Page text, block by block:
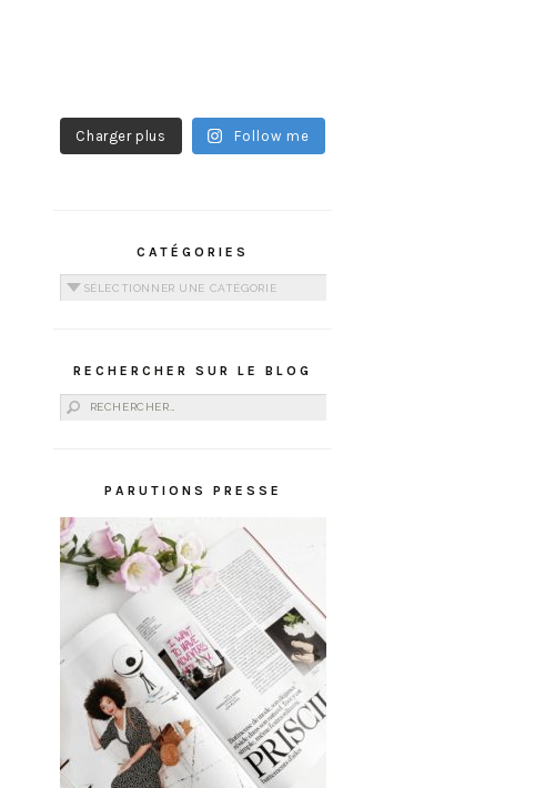
Charger plus Follow me
CATÉGORIES
Catégories
RECHERCHER SUR LE BLOG
Rechercher :
PARUTIONS PRESSE